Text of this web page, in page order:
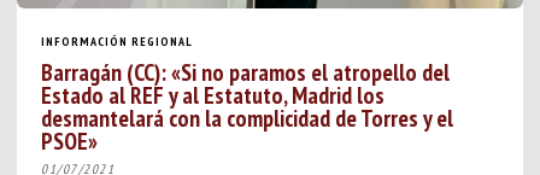
INFORMACIÓN REGIONAL
Barragán (CC): «Si no paramos el atropello del
Estado al REF y al Estatuto, Madrid los
desmantelará con la complicidad de Torres y el
PSOE»
01/07/2021